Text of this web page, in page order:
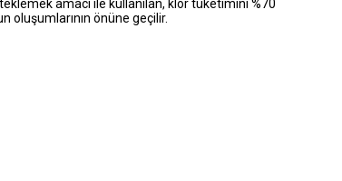
amacı ile kullanılan, klor tüketimini %70
oluşumlarının önüne geçilir.